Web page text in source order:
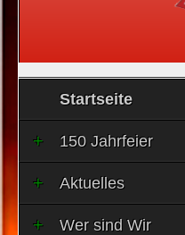
Startseite
150 Jahrfeier
Aktuelles
Wer sind Wir